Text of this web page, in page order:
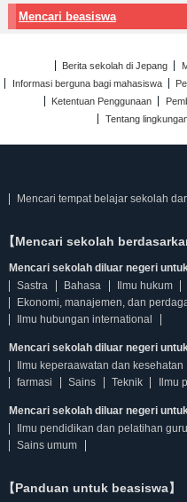
Mencari beasiswa
Berita sekolah di Jepang
Informasi berguna bagi mahasiswa
Ketentuan Penggunaan
Tentang
Mencari tempat belajar sekolah
【Mencari sekolah
Mencari sekolah diluar negeri
Sastra
Bahasa
Ilmu hukum
Ekonomi, manajemen, dan
Ilmu hubungan international
Mencari sekolah diluar negeri
Ilmu keperaawatan dan kesehatan
farmasi
Sains Teknik Ilmu
Mencari sekolah diluar negeri
Ilmu pendidikan dan pelatihan guru
Sains umum
【Panduan untuk beasiswa】